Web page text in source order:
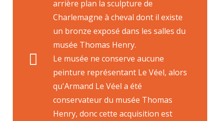
arrière plan la sculpture de
Charlemagne à cheval dont il existe
un bronze exposé dans les salles du
musée Thomas Henry.
Le musée ne conserve aucune
peinture représentant Le Véel, alors
qu'Armand Le Véel a été
conservateur du musée Thomas
Henry, donc cette acquisition est